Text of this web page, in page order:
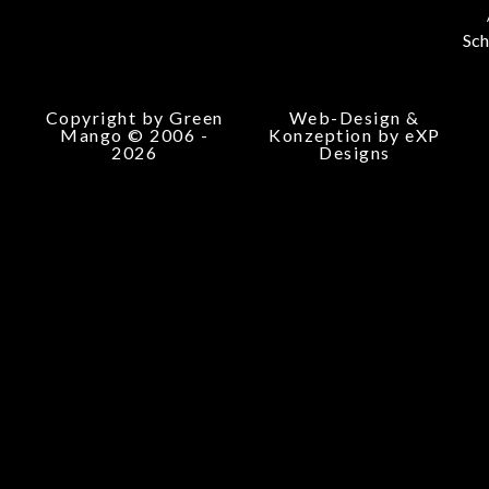
Copyright by Green
Mango © 2006 -
2026
Web-Design &
Konzeption by eXP
Designs